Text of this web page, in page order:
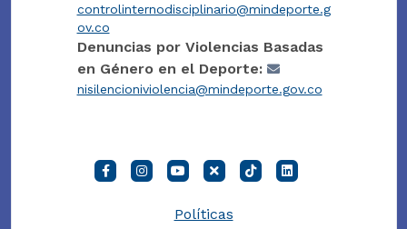
controlinternodisciplinario@mindeporte.g
ov.co
Denuncias por Violencias Basadas
en Género en el Deporte:
nisilencioniviolencia@mindeporte.gov.co
Políticas